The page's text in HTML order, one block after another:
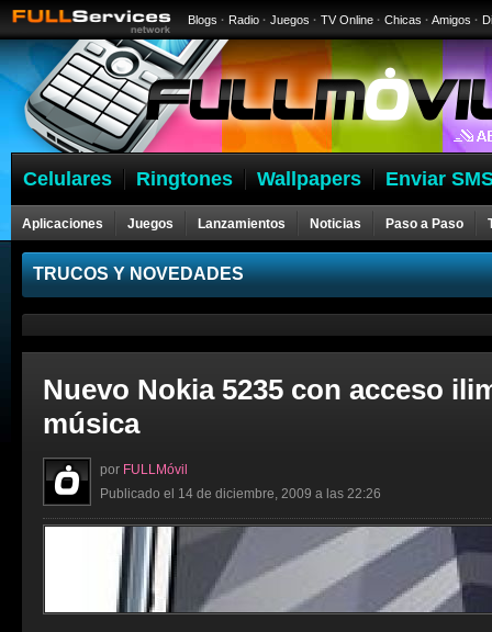
Blogs · Radio · Juegos · TV Online · Chicas · Amigos ·
Celulares Ringtones Wallpapers Enviar
Aplicaciones Juegos Lanzamientos Noticias Paso a Paso
Celulares
TRUCOS Y NOVEDADES
Nuevo Nokia 5235 con acceso
música
por FULLMóvil
Publicado el 14 de diciembre, 2009 a las 22:26